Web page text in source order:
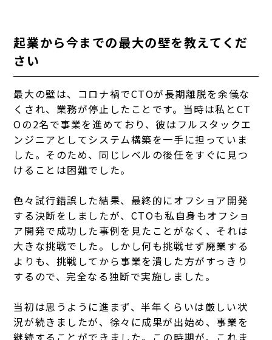
起業から今までの最大の壁を教えてくだ
さい
最大の壁は、コロナ禍でCTOが長期離脱を余儀な
くされ、業務が停止したことです。当時は私とCT
Oの2名で事業を進めており、彼はフルスタックエ
ンジニアとしてシステム構築を一手に担っていま
した。そのため、同じレベルの後任をすぐに見つ
けることは困難でした。
色々試行錯誤した結果、最終的にオフショア開発
する決断をしましたが、CTOも私自身もオフショ
ア開発で成功した事例を見たことがなく、それは
大きな挑戦でした。しかし何も挑戦せず廃業する
よりも、挑戦してから事業を潰した方がすっきり
するので、完全なる独断で実施しました。
当初は思うように進まず、半年くらいは厳しい状
況が続きましたが、徐々に成果が出始め、事業を
継続することができました。この時期が、これま